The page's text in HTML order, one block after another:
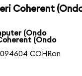
Coherent
(Ondo
(Ondo
COHRon